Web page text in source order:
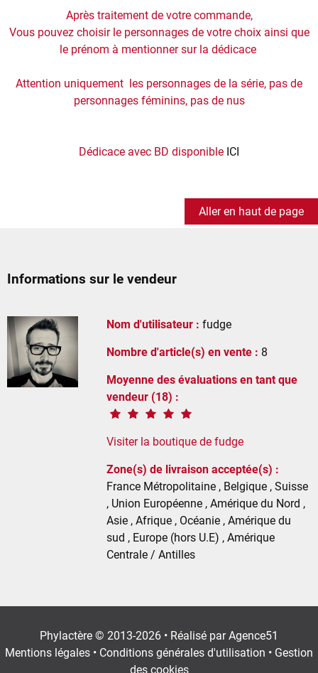
Après traitement de votre commande,
Vous pouvez choisir le personnages de votre choix ainsi que
le prénom à mentionner sur la dédicace
Attention uniquement les personnages de la série, pas de
personnages féminins, pas de nus
Dédicace avec BD disponible ICI
Aller en haut de page
Informations sur le vendeur
Nom d'utilisateur : fudge
Nombre d'article(s) en vente : 8
Moyenne des évaluations en tant que
vendeur (18) :
Visiter la boutique de fudge
Zone(s) de livraison acceptée(s) :
France Métropolitaine , Belgique , Suisse
, Union Européenne , Amérique du Nord ,
Asie , Afrique , Océanie , Amérique du
sud , Europe (hors U.E) , Amérique
Centrale / Antilles
Phylactère © 2013-2026 • Réalisé parAgence51
Mentions légales • Conditions générales d'utilisation • Gestion
des cookies